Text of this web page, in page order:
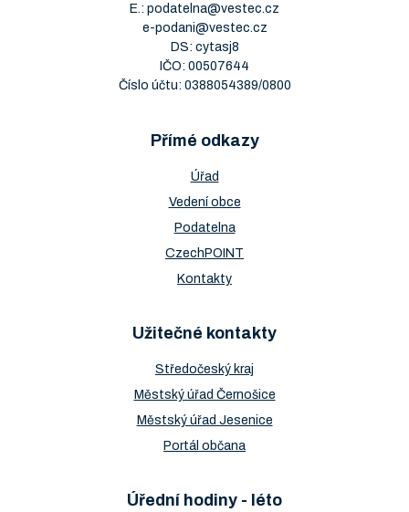
E.: podatelna@vestec.cz
e-podani@vestec.cz
DS: cytasj8
IČO: 00507644
Číslo účtu: 0388054389/0800
Přímé odkazy
Úřad
Vedení obce
Podatelna
CzechPOINT
Kontakty
Užitečné kontakty
Středočeský kraj
Městský úřad Černošice
Městský úřad Jesenice
Portál občana
Úřední hodiny - léto